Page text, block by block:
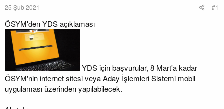
b
a
ş
l
a
t
a
ç
t
r
i
h
i
25 Şub 2021 #1
ÖSYM'den YDS açıklaması
YDS için başvurular, 8 Mart'a kadar
ÖSYM'nin internet sitesi veya Aday İşlemleri Sistemi mobil
uygulaması üzerinden yapılabilecek.